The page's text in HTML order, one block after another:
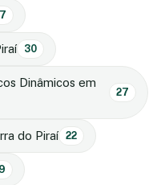
30
Dinâmicos em
27
do Piraí 22